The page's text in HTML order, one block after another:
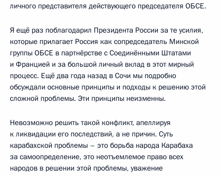
личного представителя действующего председателя ОБСЕ.
Я ещё раз поблагодарил Президента России за те усилия,
которые прилагает Россия как сопредседатель Минской
группы ОБСЕ в партнёрстве с Соединёнными Штатами
и Францией и за большой личный вклад в этот мирный
процесс. Ещё два года назад в Сочи мы подробно
обсуждали основные принципы и подходы к решению этой
сложной проблемы. Эти принципы неизменны.
Невозможно решить такой конфликт, апеллируя
к ликвидации его последствий, а не причин. Суть
карабахской проблемы – это борьба народа Карабаха
за самоопределение, это неотъемлемое право всех
народов в решении этой проблемы, уважение